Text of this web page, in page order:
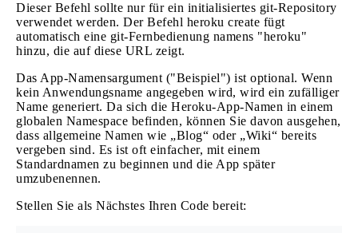
Dieser Befehl sollte nur für ein initialisiertes git-Repository
verwendet werden. Der Befehl heroku create fügt
automatisch eine git-Fernbedienung namens "heroku"
hinzu, die auf diese URL zeigt.
Das App-Namensargument ("Beispiel") ist optional. Wenn
kein Anwendungsname angegeben wird, wird ein zufälliger
Name generiert. Da sich die Heroku-App-Namen in einem
globalen Namespace befinden, können Sie davon ausgehen,
dass allgemeine Namen wie „Blog“ oder „Wiki“ bereits
vergeben sind. Es ist oft einfacher, mit einem
Standardnamen zu beginnen und die App später
umzubenennen.
Stellen Sie als Nächstes Ihren Code bereit: